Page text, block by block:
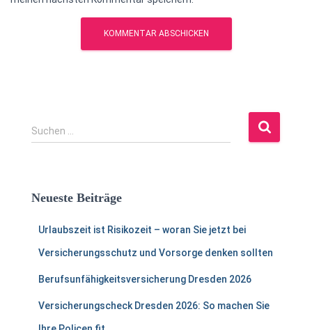
S
u
n
Suchen …
Neueste Beiträge
Urlaubszeit ist Risikozeit – woran Sie jetzt bei
Versicherungsschutz und Vorsorge denken sollten
Berufsunfähigkeitsversicherung Dresden 2026
Versicherungscheck Dresden 2026: So machen Sie